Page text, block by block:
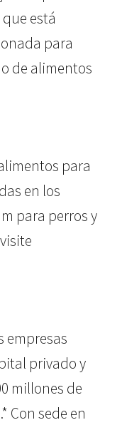
está
para
de alimentos
para
en los
para perros y
empresas
privado y
millones de
Con sede en